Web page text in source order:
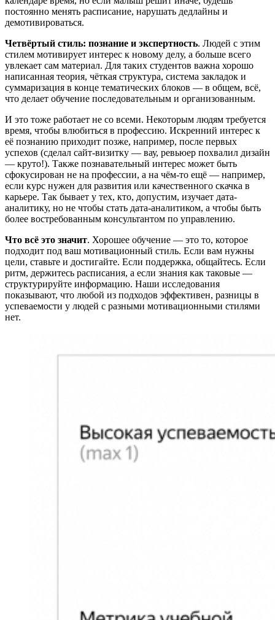
постоянно менять расписание, нарушать дедлайны и
демотивироваться.
Четвёртый стиль: познание и экспертность. Людей с этим
стилем мотивирует интерес к новому делу, а больше всего
увлекает сам материал. Для таких студентов важна хорошо
написанная теория, чёткая структура, система закладок и
суммаризация в конце тематических блоков — в общем, всё,
что делает обучение последовательным и организованным.
И это тоже работает не со всеми. Некоторым людям требуется
время, чтобы влюбиться в профессию. Искренний интерес к
её познанию приходит позже, например, после первых
успехов (сделал сайт-визитку — вау, ревьюер похвалил дизайн
— круто!). Также познавательный интерес может быть
сфокусирован не на профессии, а на чём-то ещё — например,
если курс нужен для развития или качественного скачка в
карьере. Так бывает у тех, кто, допустим, изучает дата-
аналитику, но не чтобы стать дата-аналитиком, а чтобы быть
более востребованным консультантом по управлению.
Что всё это значит. Хорошее обучение — это то, которое
подходит под ваш мотивационный стиль. Если вам нужны
цели, ставьте и достигайте. Если поддержка, общайтесь. Если
ритм, держитесь расписания, а если знания как таковые —
структурируйте информацию. Наши исследования
показывают, что любой из подходов эффективен, разницы в
успеваемости у людей с разными мотивационными стилями
нет.